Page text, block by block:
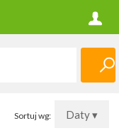
Sortuj wg: Daty ▾